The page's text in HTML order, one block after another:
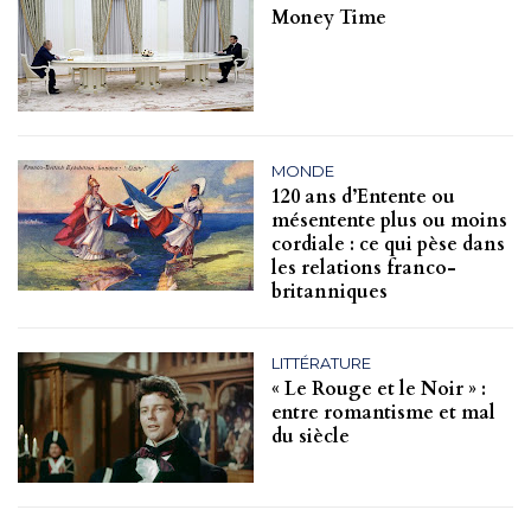
Money Time
MONDE
120 ans d’Entente ou
mésentente plus ou moins
cordiale : ce qui pèse dans
les relations franco-
britanniques
LITTÉRATURE
« Le Rouge et le Noir » :
entre romantisme et mal
du siècle